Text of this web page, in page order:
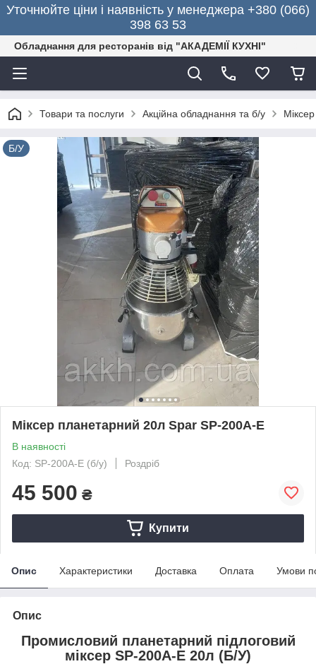
Уточнюйте ціни і наявність у менеджера +380 (066)
398 63 53
Обладнання для ресторанів від "АКАДЕМІЇ КУХНІ"
Товари та послуги Акційна обладнання та б/у
Б/У
Міксер планетарний 20л Spar SP-200А-E
В наявності
Код: SP-200А-E (б/у)
Роздріб
45 500 ₴
Купити
Опис Характеристики Доставка Оплата Умови
Опис
Промисловий планетарний підлоговий
міксер SP-200А-E 20л (Б/У)